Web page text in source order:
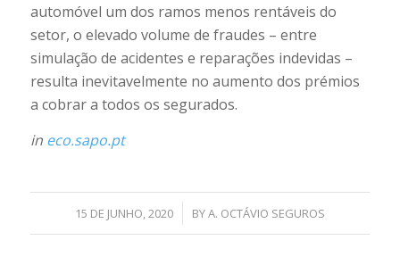
automóvel um dos ramos menos rentáveis do
setor, o elevado volume de fraudes – entre
simulação de acidentes e reparações indevidas –
resulta inevitavelmente no aumento dos prémios
a cobrar a todos os segurados.
in eco.sapo.pt
15 DE JUNHO, 2020
/ BYA. OCTÁVIO SEGUROS